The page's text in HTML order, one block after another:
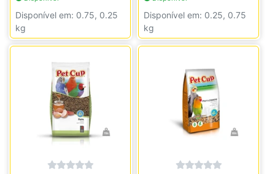
Disponível em: 0.75, 0.25
kg
Disponível em: 0.25, 0.75
kg